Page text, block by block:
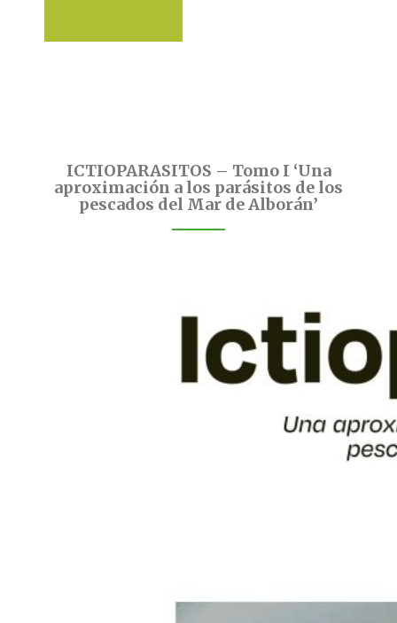
ICTIOPARASITOS – Tomo I ‘Una
aproximación a los parásitos de los
pescados del Mar de Alborán’